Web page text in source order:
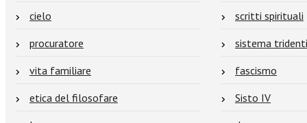
cielo
scritti spirituali
procuratore
sistema
vita familiare
fascismo
etica del filosofare
Sisto IV